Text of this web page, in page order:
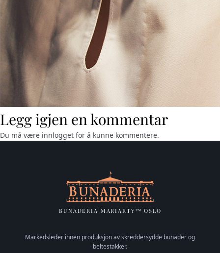
Legg igjen en kommentar
Du må være innlogget for å kunne kommentere.
BUNADERIA MARIARTY™ OSLO
Markedsleder innen produksjon av skreddersydde bunader og
beltestakker.